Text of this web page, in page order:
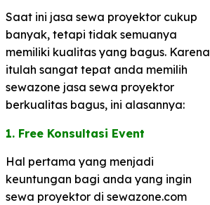
Saat ini jasa sewa proyektor cukup
banyak, tetapi tidak semuanya
memiliki kualitas yang bagus. Karena
itulah sangat tepat anda memilih
sewazone jasa sewa proyektor
berkualitas bagus, ini alasannya:
1. Free Konsultasi Event
Hal pertama yang menjadi
keuntungan bagi anda yang ingin
sewa proyektor di sewazone.com